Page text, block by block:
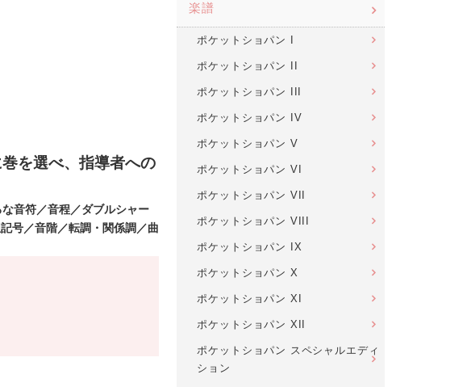
を選べ、指導者への
音符／音程／ダブルシャー
号／音階／転調・関係調／曲
楽譜
ポケットショパン I
ポケットショパン II
ポケットショパン III
ポケットショパン IV
ポケットショパン V
ポケットショパン VI
ポケットショパン VII
ポケットショパン VIII
ポケットショパン IX
ポケットショパン X
ポケットショパン XI
ポケットショパン XII
ポケットショパン スペシャルエディ
ション